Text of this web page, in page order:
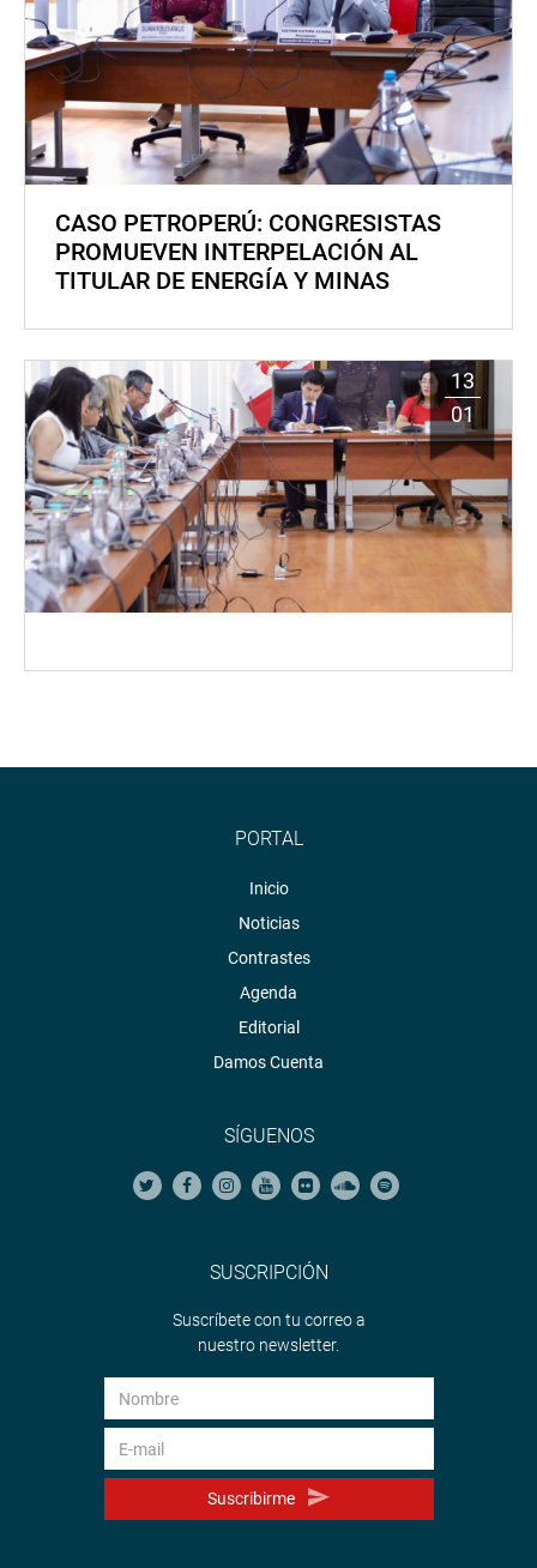
CASO PETROPERÚ: CONGRESISTAS
PROMUEVEN INTERPELACIÓN AL
TITULAR DE ENERGÍA Y MINAS
13
01
PORTAL
Inicio
Noticias
Contrastes
Agenda
Editorial
Damos Cuenta
SÍGUENOS
SUSCRIPCIÓN
Suscríbete con tu correo a
nuestro newsletter.
Suscribirme